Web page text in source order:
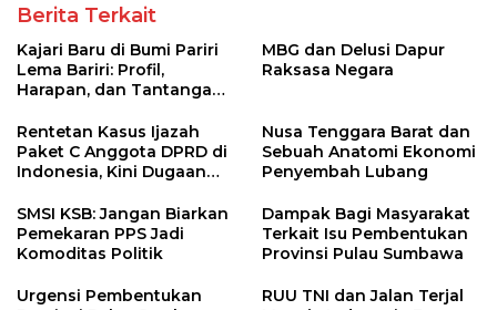
Berita Terkait
Kajari Baru di Bumi Pariri
Lema Bariri: Profil,
Harapan, dan Tantangan
MBG dan Delusi Dapur
Raksasa Negara
Rentetan Kasus Ijazah
Paket C Anggota DPRD di
Indonesia, Kini Dugaan
Nusa Tenggara Barat dan
Sebuah Anatomi Ekonomi
Penyembah Lubang
SMSI KSB: Jangan Biarkan
Pemekaran PPS Jadi
Komoditas Politik
Dampak Bagi Masyarakat
Terkait Isu Pembentukan
Provinsi Pulau Sumbawa
Urgensi Pembentukan
RUU TNI dan Jalan Terjal